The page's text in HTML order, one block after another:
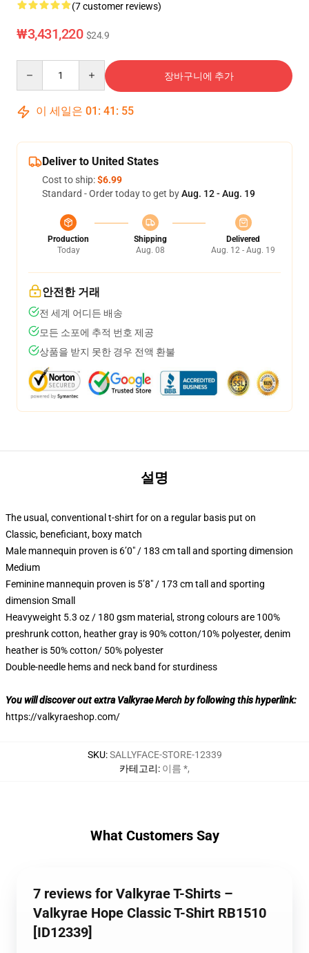
(7 customer reviews)
₩3,431,220 $24.9
장바구니에 추가
이 세일은 01 : 41 : 54
Deliver to United States
Cost to ship:$6.99
Standard - Order today to get byAug. 12 - Aug. 19
Production
Today
Shipping
Aug. 08
Delivered
Aug. 12 - Aug. 19
안전한 거래
전 세계 어디든 배송
모든 소포에 추적 번호 제공
상품을 받지 못한 경우 전액 환불
설명
The usual, conventional t-shirt for on a regular basis put on
Classic, beneficiant, boxy match
Male mannequin proven is 6’0″ / 183 cm tall and sporting dimension
Medium
Feminine mannequin proven is 5’8″ / 173 cm tall and sporting
dimension Small
Heavyweight 5.3 oz / 180 gsm material, strong colours are 100%
preshrunk cotton, heather gray is 90% cotton/10% polyester, denim
heather is 50% cotton/ 50% polyester
Double-needle hems and neck band for sturdiness
You will discover out extra Valkyrae Merch by following this hyperlink:
https://valkyraeshop.com/
SKU:SALLYFACE-STORE-12339
카테고리: 이름 *,
What Customers Say
7 reviews for Valkyrae T-Shirts –
Valkyrae Hope Classic T-Shirt RB1510
[ID12339]